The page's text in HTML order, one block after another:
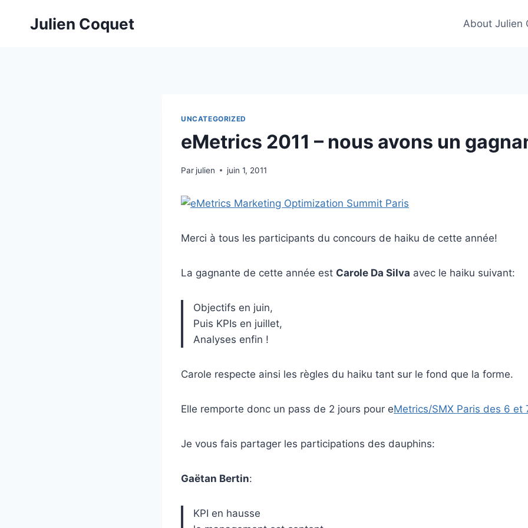
Julien Coquet About Julien
UNCATEGORIZED
eMetrics 2011 – nous avons un
Par julien juin 1, 2011
Merci à tous les participants du concours de haiku de cette année!
La gagnante de cette année est Carole Da Silva avec le haiku suivant:
Objectifs en juin,
Puis KPIs en juillet,
Analyses enfin !
Carole respecte ainsi les règles du haiku tant sur le fond que la forme.
Elle remporte donc un pass de 2 jours pour eMetrics/SMX Paris des 6 et
Je vous fais partager les participations des dauphins:
Gaëtan Bertin:
KPI en hausse